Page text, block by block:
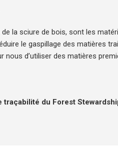
la sciure de bois, sont les
le gaspillage des matières
d’utiliser des matières
du Forest